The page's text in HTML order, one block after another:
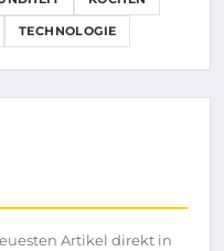
TECHNOLOGIE
Artikel direkt in